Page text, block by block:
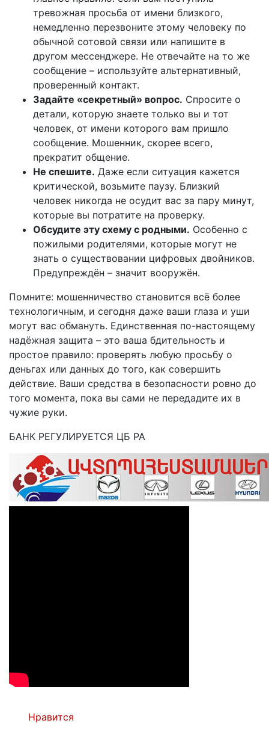
тревожная просьба от имени близкого,
немедленно перезвоните этому человеку по
обычной сотовой связи или напишите в
другом мессенджере. Не отвечайте на то же
сообщение – используйте альтернативный,
проверенный контакт.
Задайте «секретный» вопрос. Спросите о
детали, которую знаете только вы и тот
человек, от имени которого вам пришло
сообщение. Мошенник, скорее всего,
прекратит общение.
Не спешите. Даже если ситуация кажется
критической, возьмите паузу. Близкий
человек никогда не осудит вас за пару минут,
которые вы потратите на проверку.
Обсудите эту схему с родными. Особенно с
пожилыми родителями, которые могут не
знать о существовании цифровых двойников.
Предупреждён – значит вооружён.
Помните: мошенничество становится всё более
технологичным, и сегодня даже ваши глаза и уши
могут вас обмануть. Единственная по-настоящему
надёжная защита – это ваша бдительность и
простое правило: проверять любую просьбу о
деньгах или данных до того, как совершить
действие. Ваши средства в безопасности ровно до
того момента, пока вы сами не передадите их в
чужие руки.
БАНК РЕГУЛИРУЕТСЯ ЦБ РА
Нравится